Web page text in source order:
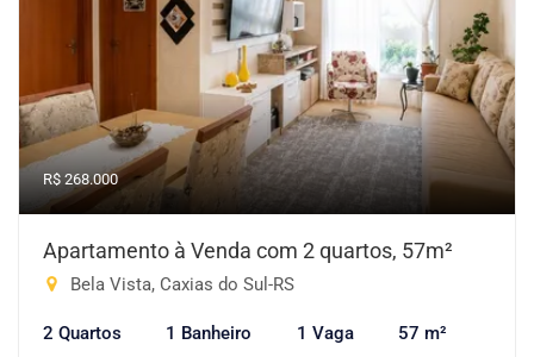
R$ 268.000
Apartamento à Venda com 2 quartos, 57m²
Bela Vista, Caxias do Sul-RS
2 Quartos 1 Banheiro 1 Vaga 57 m²